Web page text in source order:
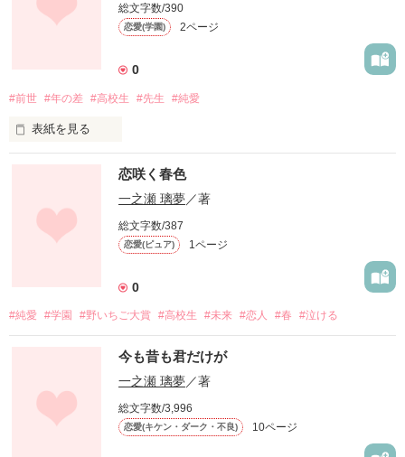
俺が覚えているから、だから頼む、
総文字数/390
恋愛(学園) 2ページ
0
#前世 #年の差 #高校生 #先生 #純愛
表紙を見る
それは知っていた
違う、これは恋じゃない
頭ではそう思っていても、心は言うことを聞いくれない
君と出会って恋をして･･･
恋咲く春色
一之瀬 璃夢／著
総文字数/387
恋愛(ピュア) 1ページ
0
#純愛 #学園 #野いちご大賞 #高校生 #未来 #恋人 #春 #泣ける
今も昔も君だけが
一之瀬 璃夢／著
総文字数/3,996
恋愛(キケン・ダーク・不良) 10ページ